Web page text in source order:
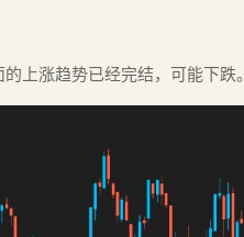
上涨趋势已经完结，可能下跌。